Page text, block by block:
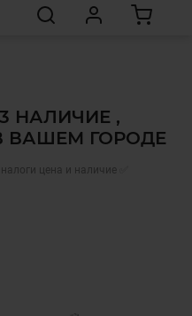
НАЛИЧИЕ ,
ВАШЕМ ГОРОДЕ
цена и наличие ✅